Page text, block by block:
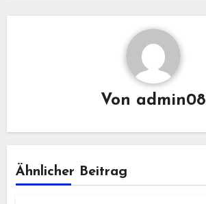
Von admin08
Ähnlicher Beitrag